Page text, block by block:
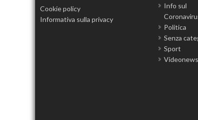
Cookie policy
Informativa sulla privacy
Info sul
Politica
Senza
Sport
Videonews